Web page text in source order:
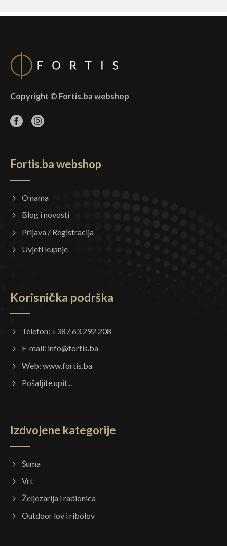
Copyright © Fortis.ba webshop
Fortis.ba webshop
O nama
Blog i novosti
Prijava / Registracija
Uvjeti kupnje
Korisnička podrška
Telefon: +387 63 292 208
E-mail: info@fortis.ba
Web: www.fortis.ba
Pošaljite upit...
Izdvojene kategorije
Šuma
Vrt
Željezarija i radionica
Outdoor lov i ribolov